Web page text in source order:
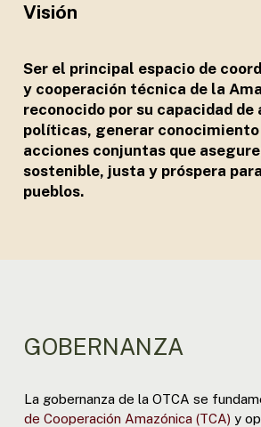
Visión
Ser el principal espacio de
y cooperación técnica de la
reconocido por su capacidad
políticas, generar
acciones conjuntas que
sostenible, justa y próspera
pueblos.
GOBERNANZA
La gobernanza de la OTCA se
de Cooperación Amazónica (TCA) y